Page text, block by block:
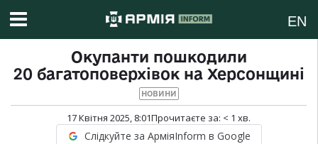
EN
Окупанти пошкодили
20 багатоповерхівок на Херсонщині
НОВИНИ
17 Квітня 2025, 8:01Прочитаєте за: < 1 хв.
Слідкуйте за АрміяInform в Google